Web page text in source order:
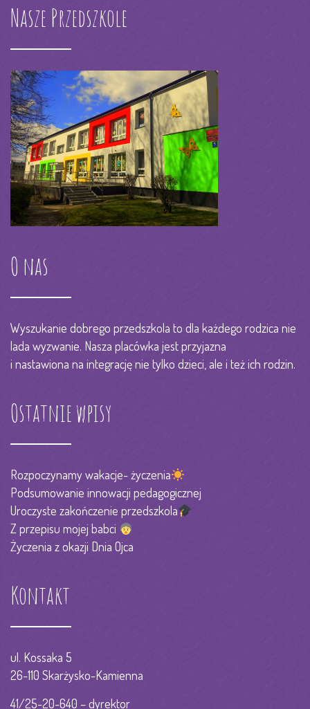
Nasze Przedszkole
O nas
Wyszukanie dobrego przedszkola to dla każdego rodzica nie
lada wyzwanie. Nasza placówka jest przyjazna
i nastawiona na integrację nie tylko dzieci, ale i też ich rodzin.
Ostatnie wpisy
Rozpoczynamy wakacje- życzenia
Podsumowanie innowacji pedagogicznej
Uroczyste zakończenie przedszkola
Z przepisu mojej babci
Życzenia z okazji Dnia Ojca
Kontakt
ul. Kossaka 5
26-110 Skarżysko-Kamienna
41/25-20-640 – dyrektor